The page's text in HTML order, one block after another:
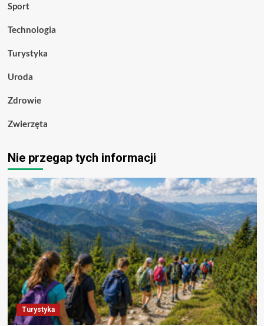
Sport
Technologia
Turystyka
Uroda
Zdrowie
Zwierzęta
Nie przegap tych informacji
Turystyka